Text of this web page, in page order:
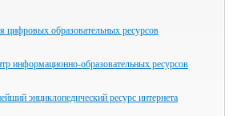
цифровых образовательных ресурсов
информационно-образовательных ресурсов
энциклопедический ресурс интернета